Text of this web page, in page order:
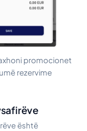
promocionet
rezervime
është